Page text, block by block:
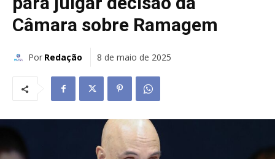
Câmara sobre Ramagem
Por Redação 8 de maio de 2025